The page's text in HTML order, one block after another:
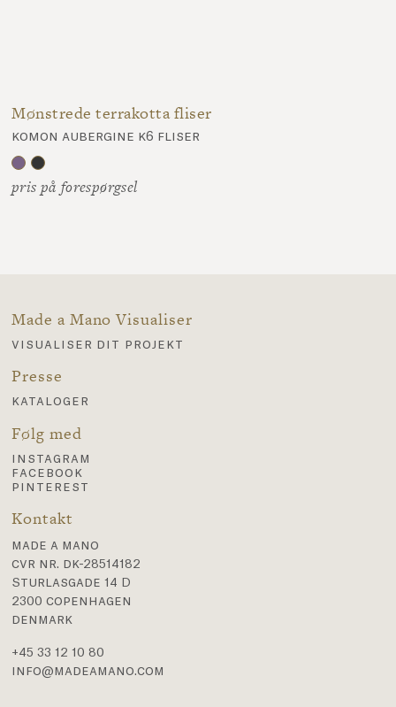
Mønstrede terrakotta fliser
komon aubergine k6 fliser
pris på forespørgsel
Made a Mano Visualiser
visualiser dit projekt
Presse
kataloger
Følg med
instagram
facebook
pinterest
Kontakt
made a mano
cvr nr. dk-28514182
Sturlasgade 14 D
2300 copenhagen
denmark
+45 33 12 10 80
info@madeamano.com